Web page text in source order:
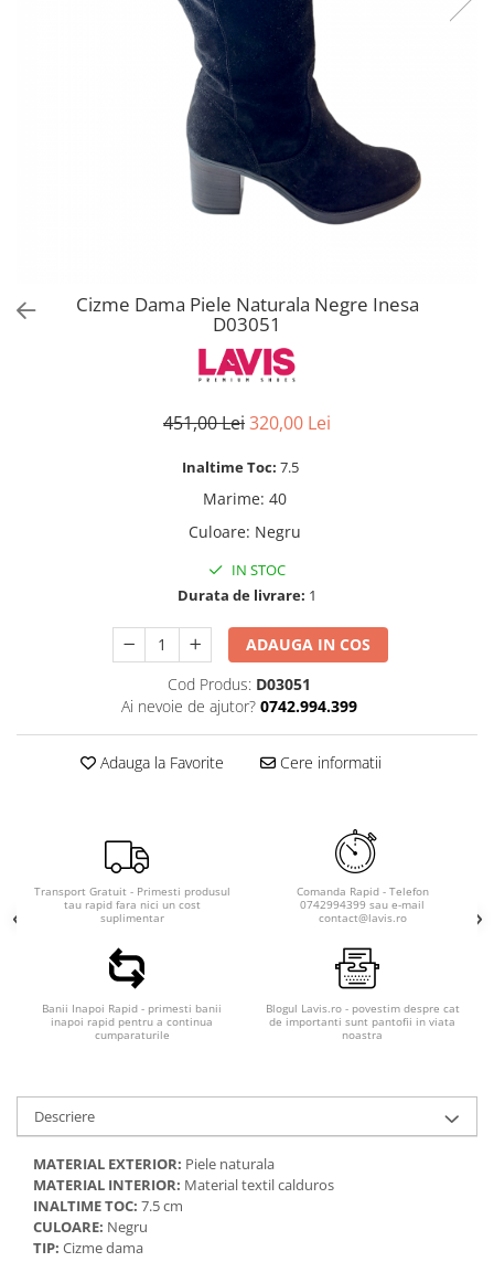
Cizme Dama Piele Naturala Negre Inesa
D03051
451,00 Lei320,00 Lei
Inaltime Toc: 7.5
Marime: 40
Culoare: Negru
IN STOC
Durata de livrare: 1
ADAUGA IN COS
Cod Produs: D03051
Ai nevoie de ajutor? 0742.994.399
Adauga la Favorite Cere informatii
Transport Gratuit - Primesti produsul
tau rapid fara nici un cost
suplimentar
Comanda Rapid - Telefon
0742994399 sau e-mail
contact@lavis.ro
Banii Inapoi Rapid - primesti banii
inapoi rapid pentru a continua
cumparaturile
Blogul Lavis.ro - povestim despre cat
de importanti sunt pantofii in viata
noastra
Descriere
MATERIAL EXTERIOR: Piele naturala
MATERIAL INTERIOR: Material textil calduros
INALTIME TOC: 7.5 cm
CULOARE: Negru
TIP: Cizme dama